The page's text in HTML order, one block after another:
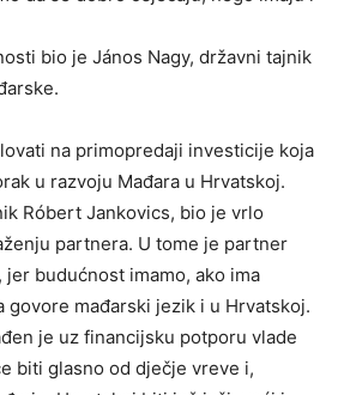
bio je János Nagy, državni tajnik
na primopredaji investicije koja
u razvoju Mađara u Hrvatskoj.
Róbert Jankovics, bio je vrlo
partnera. U tome je partner
jer budućnost imamo, ako ima
govore mađarski jezik i u Hrvatskoj.
je uz financijsku potporu vlade
biti glasno od dječje vreve i,